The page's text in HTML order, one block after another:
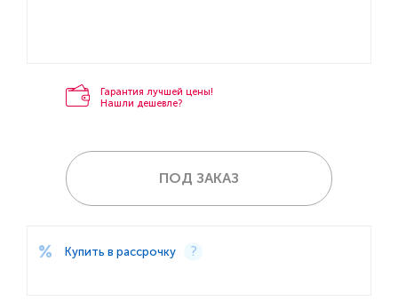
Гарантия лучшей цены!
Нашли дешевле?
ПОД ЗАКАЗ
Купить в рассрочку